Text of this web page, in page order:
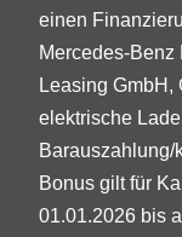
einen
Mercedes-Benz
Leasing GmbH,
elektrische
Bonus gilt für
01.01.2026 bis